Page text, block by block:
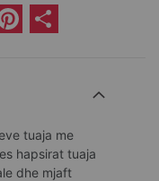
Pinterest
tuaja me
hapsirat tuaja
dhe mjaft